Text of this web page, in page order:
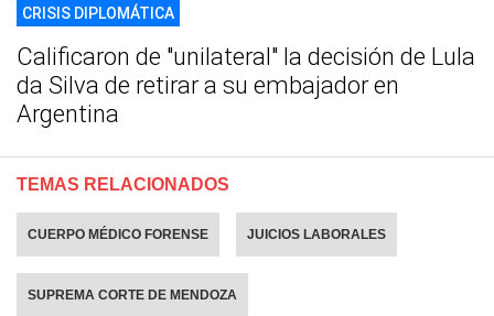
CRISIS DIPLOMÁTICA
Calificaron de "unilateral" la decisión de Lula
da Silva de retirar a su embajador en
Argentina
TEMAS RELACIONADOS
CUERPO MÉDICO FORENSE JUICIOS LABORALES
SUPREMA CORTE DE MENDOZA